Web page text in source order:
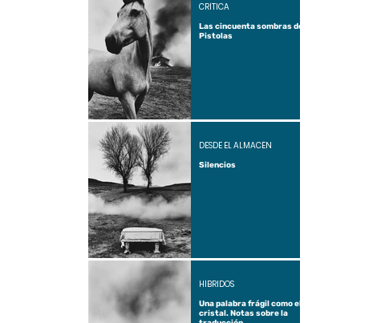
Las cincuenta sombras de
Pistolas
CRÍTICA
Silencios
DESDE EL ALMACÉN
Una palabra frágil como el
cristal. Notas sobre la
HÍBRIDOS